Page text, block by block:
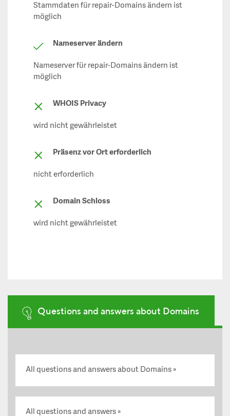
Stammdaten für repair-Domains ändern ist
möglich
Nameserver ändern
Nameserver für repair-Domains ändern ist
möglich
WHOIS Privacy
wird nicht gewährleistet
Präsenz vor Ort erforderlich
nicht erforderlich
Domain Schloss
wird nicht gewährleistet
Questions and answers about Domains
All questions and answers about Domains
All questions and answers